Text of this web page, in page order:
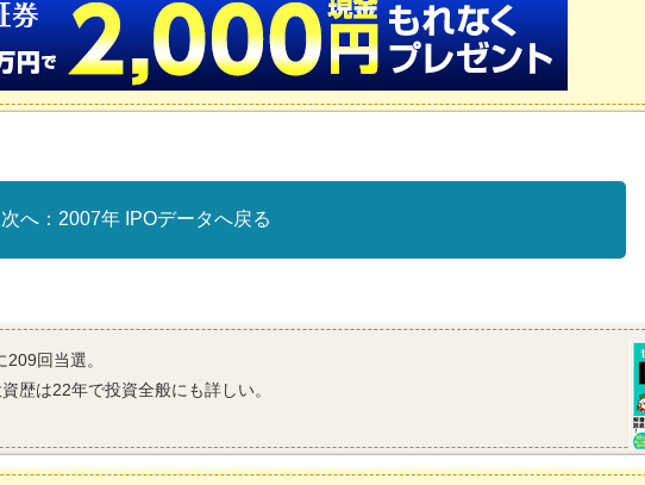
2007年 IPOデータへ戻る
回当選。
歴は22年で投資全般にも詳しい。